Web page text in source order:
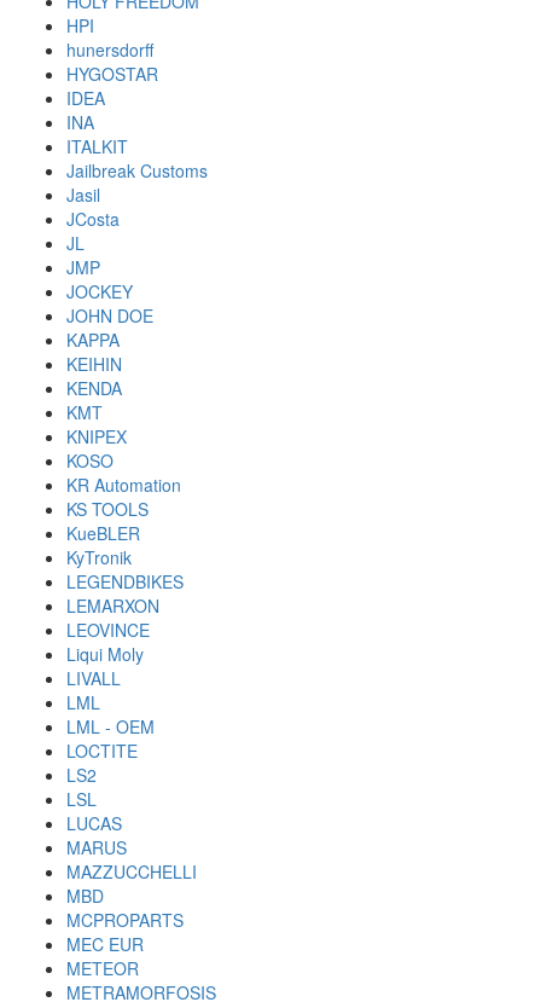
HPI
hunersdorff
HYGOSTAR
IDEA
INA
ITALKIT
Jailbreak Customs
Jasil
JCosta
JL
JMP
JOCKEY
JOHN DOE
KAPPA
KEIHIN
KENDA
KMT
KNIPEX
KOSO
KR Automation
KS TOOLS
KueBLER
KyTronik
LEGENDBIKES
LEMARXON
LEOVINCE
Liqui Moly
LIVALL
LML
LML - OEM
LOCTITE
LS2
LSL
LUCAS
MARUS
MAZZUCCHELLI
MBD
MCPROPARTS
MEC EUR
METEOR
METRAMORFOSIS